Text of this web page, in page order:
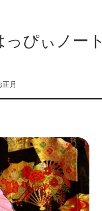
ぴぃノート
正月